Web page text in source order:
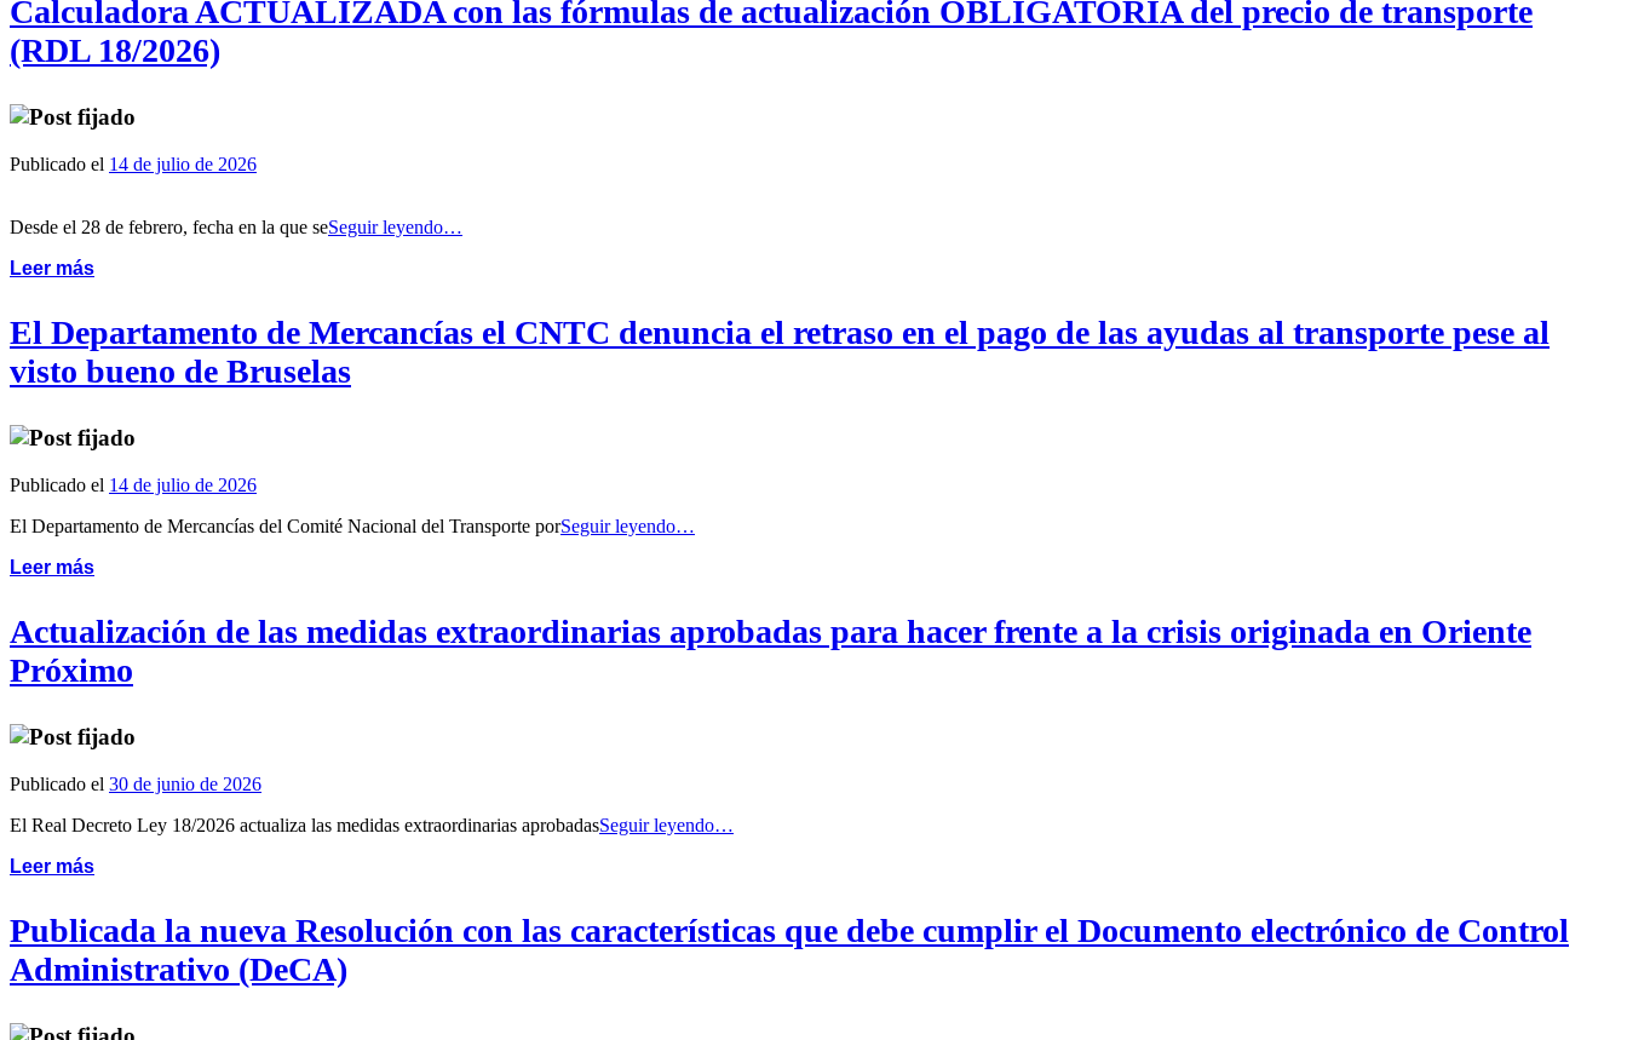
Calculadora ACTUALIZADA con las fórmulas de actualización OBLIGATORIA del precio de transporte
(RDL 18/2026)
Publicado el 14 de julio de 2026
Desde el 28 de febrero, fecha en la que seSeguir leyendo…
Leer más
El Departamento de Mercancías el CNTC denuncia el retraso en el pago de las ayudas al transporte pese al
visto bueno de Bruselas
Publicado el 14 de julio de 2026
El Departamento de Mercancías del Comité Nacional del Transporte porSeguir leyendo…
Leer más
Actualización de las medidas extraordinarias aprobadas para hacer frente a la crisis originada en Oriente
Próximo
Publicado el 30 de junio de 2026
El Real Decreto Ley 18/2026 actualiza las medidas extraordinarias aprobadasSeguir leyendo…
Leer más
Publicada la nueva Resolución con las características que debe cumplir el Documento electrónico de Control
Administrativo (DeCA)